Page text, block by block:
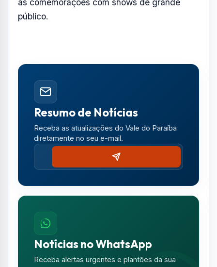
Notícias no WhatsApp
Receba alertas urgentes e plantões da sua
região direto no celular.
SEGUIR CANAL OFICIAL
Comentários (2)
L 04 de abr. de 2026